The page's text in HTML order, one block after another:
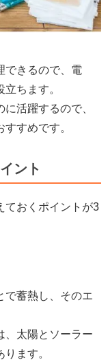
できるので、電
ちます。
活躍するので、
すめです。
ント
ておくポイントが3
で蓄熱し、そのエ
、太陽とソーラー
ます。